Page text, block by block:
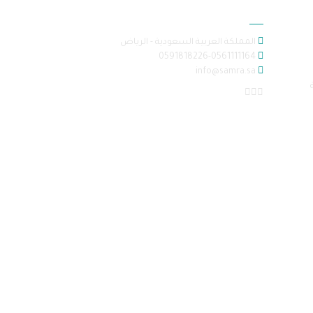
المملكة العربية السعودية - الرياض
info@samra.sa